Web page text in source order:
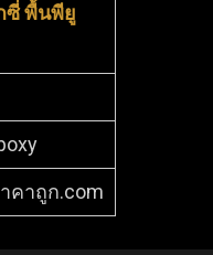
ซี่ พื้นพียู
คาถูก.com